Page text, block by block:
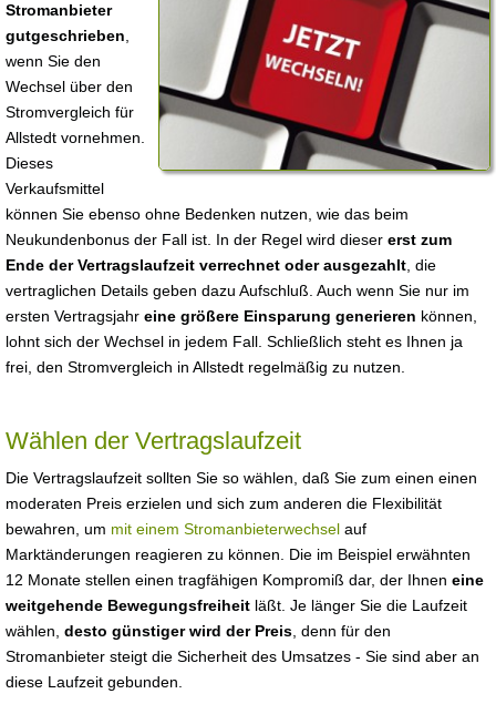
Stromanbieter
gutgeschrieben
wenn Sie den
Wechsel über den
Stromvergleich für
Allstedt vornehmen.
Dieses
Verkaufsmittel
können Sie ebenso ohne Bedenken nutzen, wie das beim
Neukundenbonus der Fall ist. In der Regel wird dieser erst zum
Ende der Vertragslaufzeit verrechnet oder ausgezahlt , die
vertraglichen Details geben dazu Aufschluß. Auch wenn Sie nur im
ersten Vertragsjahr eine größere Einsparung generieren können,
lohnt sich der Wechsel in jedem Fall. Schließlich steht es Ihnen ja
frei, den Stromvergleich in Allstedt regelmäßig zu nutzen.
Wählen der Vertragslaufzeit
Die Vertragslaufzeit sollten Sie so wählen, daß Sie zum einen einen
moderaten Preis erzielen und sich zum anderen die Flexibilität
bewahren, um mit einem Stromanbieterwechsel auf
Marktänderungen reagieren zu können. Die im Beispiel erwähnten
12 Monate stellen einen tragfähigen Kompromiß dar, der Ihnen eine
weitgehende Bewegungsfreiheit läßt. Je länger Sie die Laufzeit
wählen, desto günstiger wird der Preis , denn für den
Stromanbieter steigt die Sicherheit des Umsatzes - Sie sind aber an
diese Laufzeit gebunden.